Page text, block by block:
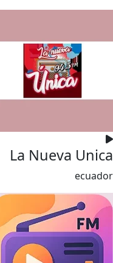
La Nueva Unica
ecuador